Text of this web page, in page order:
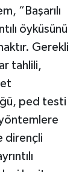
“Başarılı
öyküsünü
Gerekli
tahlili,
ped testi
dirençli